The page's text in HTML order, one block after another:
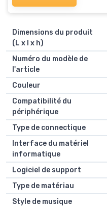
Dimensions du produit
(L x l x h)
Numéro du modèle de
l'article
Couleur
Compatibilité du
périphérique
Type de connectique
Interface du matériel
informatique
Logiciel de support
Type de matériau
Style de musique